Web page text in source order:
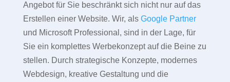
Angebot für Sie beschränkt sich nicht nur auf das
Erstellen einer Website. Wir, als Google Partner
und Microsoft Professional, sind in der Lage, für
Sie ein komplettes Werbekonzept auf die Beine zu
stellen. Durch strategische Konzepte, modernes
Webdesign, kreative Gestaltung und die